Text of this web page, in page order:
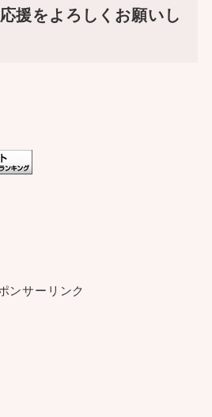
援をよろしくお願いし
ンサーリンク